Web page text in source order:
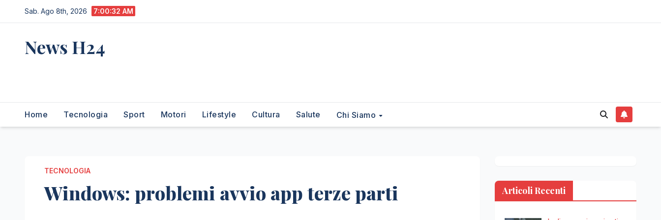
al
Sab. Ago 8th, 2026 7:00:33 AM
News H24
Home Tecnologia Sport Motori Lifestyle Cultura Salute Chi Siamo
TECNOLOGIA
Windows: problemi avvio app terze parti Articoli Recenti